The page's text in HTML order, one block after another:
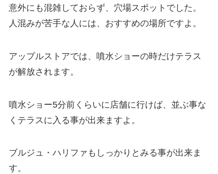
意外にも混雑しておらず、穴場スポットでした。
人混みが苦手な人には、おすすめの場所ですよ。
アップルストアでは、噴水ショーの時だけテラス
が解放されます。
噴水ショー5分前くらいに店舗に行けば、並ぶ事な
くテラスに入る事が出来ますよ。
ブルジュ・ハリファもしっかりとみる事が出来ま
す。